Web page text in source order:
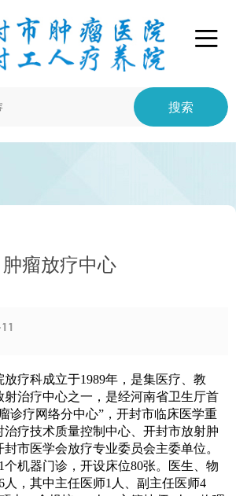

搜索
肿瘤放疗中心
疗科成立于1989年，是集医疗、教
射治疗中心之一，是经河南省卫生厅首
诊疗网络分中心”，开封市临床医学重
治疗技术质量控制中心、开封市放射肿
市医学会放疗专业委员会主委单位。
个机器门诊，开设床位80张。医生、物
人，其中主任医师1人、副主任医师4